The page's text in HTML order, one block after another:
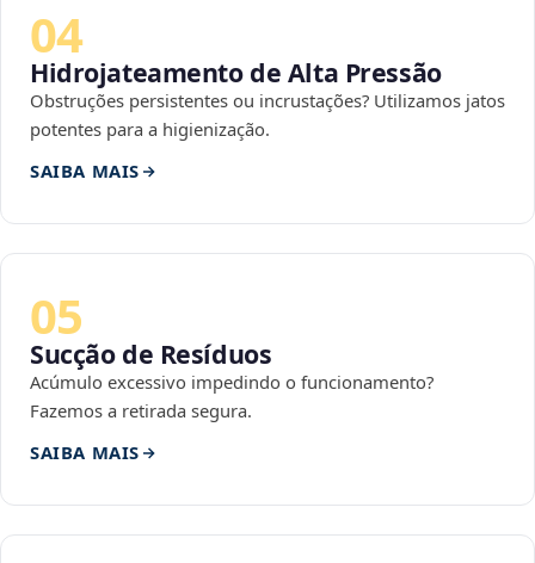
04
Hidrojateamento de Alta Pressão
Obstruções persistentes ou incrustações? Utilizamos jatos
potentes para a higienização.
SAIBA MAIS
05
Sucção de Resíduos
Acúmulo excessivo impedindo o funcionamento?
Fazemos a retirada segura.
SAIBA MAIS